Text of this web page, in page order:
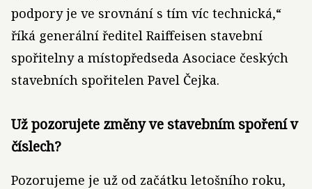
podpory je ve srovnání s tím víc technická,“
říká generální ředitel Raiffeisen stavební
spořitelny a místopředseda Asociace českých
stavebních spořitelen Pavel Čejka.
Už pozorujete změny ve stavebním spoření v
číslech?
Pozorujeme je už od začátku letošního roku,